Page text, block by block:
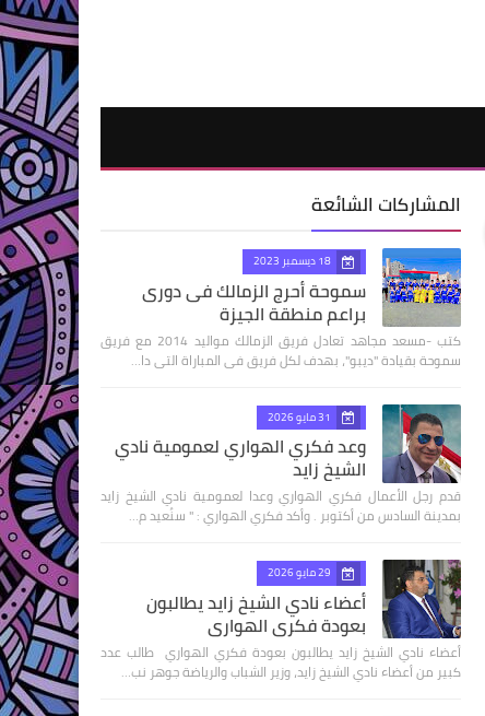
المشاركات الشائعة
18 ديسمبر 2023
سموحة أحرج الزمالك فى دورى
براعم منطقة الجيزة
كتب -مسعد مجاهد تعادل فريق الزمالك مواليد 2014 مع فريق
سموحة بقيادة "ديبو"، بهدف لكل فريق فى المباراة التى دا…
31 مايو 2026
وعد فكري الهواري لعمومية نادي
الشيخ زايد
قدم رجل الأعمال فكري الهواري وعدا لعمومية نادي الشيخ زايد
بمدينة السادس من أكتوبر . وأكد فكري الهواري : " سنُعيد م…
29 مايو 2026
أعضاء نادي الشيخ زايد يطالبون
بعودة فكري الهواري
أعضاء نادي الشيخ زايد يطالبون بعودة فكري الهواري طالب عدد
كبير من أعضاء نادي الشيخ زايد، وزير الشباب والرياضة جوهر نب…